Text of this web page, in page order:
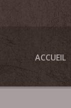
ACCUEIL